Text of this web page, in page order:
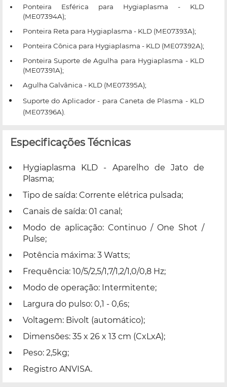
Ponteira Esférica para Hygiaplasma - KLD
(ME07394A);
Ponteira Reta para Hygiaplasma - KLD (ME07393A);
Ponteira Cônica para Hygiaplasma - KLD (ME07392A);
Ponteira Suporte de Agulha para Hygiaplasma - KLD
(ME07391A);
Agulha Galvânica - KLD (ME07395A);
Suporte do Aplicador - para Caneta de Plasma - KLD
(ME07396A).
Especificações Técnicas
Hygiaplasma KLD - Aparelho de Jato de
Plasma;
Tipo de saída: Corrente elétrica pulsada;
Canais de saída: 01 canal;
Modo de aplicação: Continuo / One Shot /
Pulse;
Potência máxima: 3 Watts;
Frequência: 10/5/2,5/1,7/1,2/1,0/0,8 Hz;
Modo de operação: Intermitente;
Largura do pulso: 0,1 - 0,6s;
Voltagem: Bivolt (automático);
Dimensões: 35 x 26 x 13 cm (CxLxA);
Peso: 2,5kg;
Registro ANVISA.